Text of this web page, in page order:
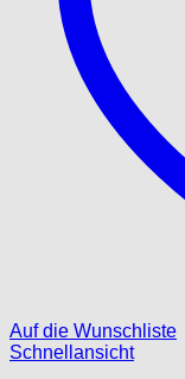
Auf die Wunschliste
Schnellansicht